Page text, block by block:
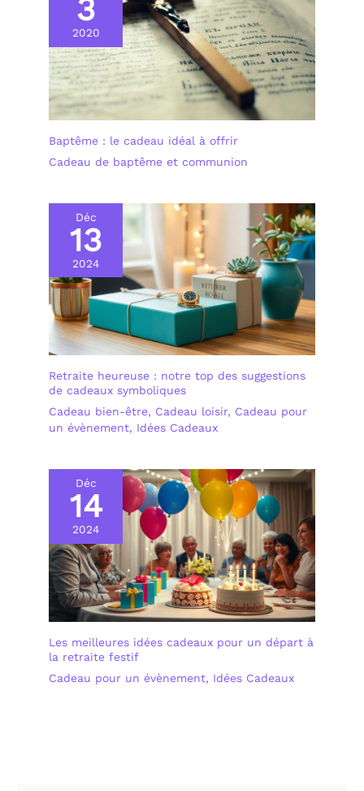
? Optez pour cette
gourmette personnalisée.
En or ou en argent, cette
gourmette s’adresse
autant à un petit garçon
qu’à une petite fille. De
plus, la taille est réglable.
Offrez ainsi ce bracelet
personnalisé à un bébé
et il pourra continuer de
grandissant.
3
2020
Baptême : le cadeau idéal à offrir
Cadeau de baptême et communion
Déc
13
2024
Retraite heureuse : notre top des suggestions
de cadeaux symboliques
Cadeau bien-être, Cadeau loisir, Cadeau pour
un évènement, Idées Cadeaux
Déc
14
2024
Les meilleures idées cadeaux pour un départ à
la retraite festif
Cadeau pour un évènement, Idées Cadeaux